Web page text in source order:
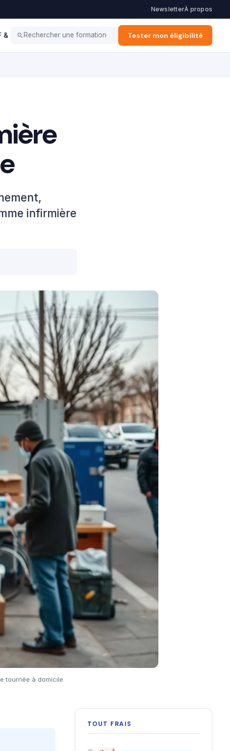
NewsletterÀ propos
& Financement E-learning Métiers & Carrières
Rechercher une formation Tester mon éligibilité
infirmière
tournée à domicile
TOUT FRAIS